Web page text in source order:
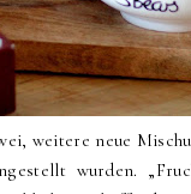
weitere neue
wurden.